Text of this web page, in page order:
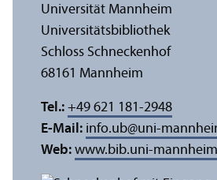
Universität Mannheim
Universitäts­bibliothek
Schloss Schneckenhof
68161 Mannheim
Tel.: +49 621 181-2948
E-Mail: info.ub@uni-
Web: www.bib.uni-